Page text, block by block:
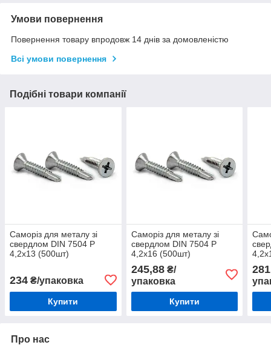
Умови повернення
Повернення товару впродовж 14 днів за домовленістю
Всі умови повернення
Подібні товари компанії
Саморіз для металу зі
свердлом DIN 7504 Р
4,2х13 (500шт)
234 ₴/упаковка
Купити
Саморіз для металу зі
свердлом DIN 7504 Р
4,2х16 (500шт)
245,88₴/
упаковка
Купити
Про нас